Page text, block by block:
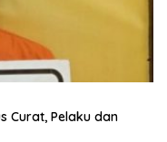
Curat, Pelaku dan